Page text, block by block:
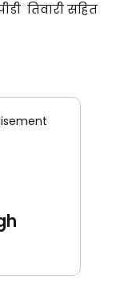
तिवारी सहित